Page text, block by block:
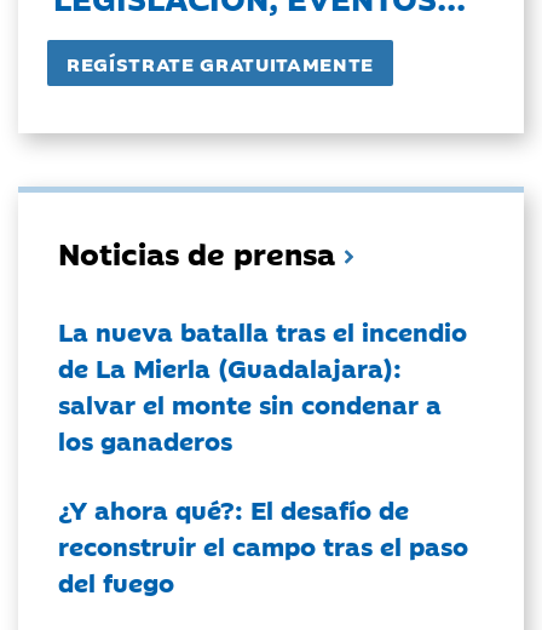
Noticias de prensa
La nueva batalla tras el incendio
de La Mierla (Guadalajara):
salvar el monte sin condenar a
los ganaderos
¿Y ahora qué?: El desafío de
reconstruir el campo tras el paso
del fuego